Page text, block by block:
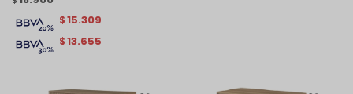
$13.655
$15.309